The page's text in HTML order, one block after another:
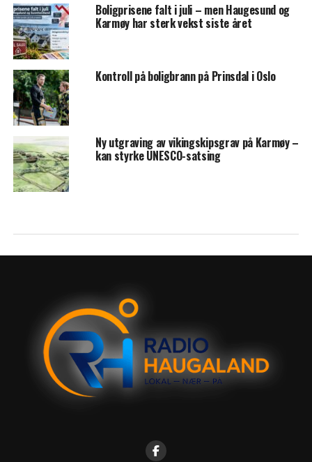
Boligprisene falt i juli – men Haugesund og
Karmøy har sterk vekst siste året
Kontroll på boligbrann på Prinsdal i Oslo
Ny utgraving av vikingskipsgrav på Karmøy –
kan styrke UNESCO-satsing